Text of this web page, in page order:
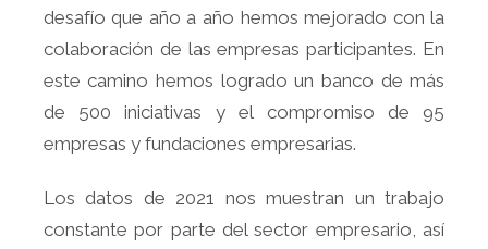
desafío que año a año hemos mejorado con la
colaboración de las empresas participantes. En
este camino hemos logrado un banco de más
de 500 iniciativas y el compromiso de 95
empresas y fundaciones empresarias.
Los datos de 2021 nos muestran un trabajo
constante por parte del sector empresario, así